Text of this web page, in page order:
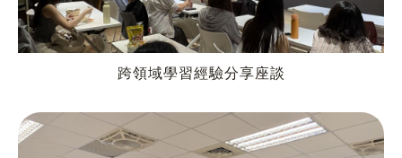
跨領域學習經驗分享座談